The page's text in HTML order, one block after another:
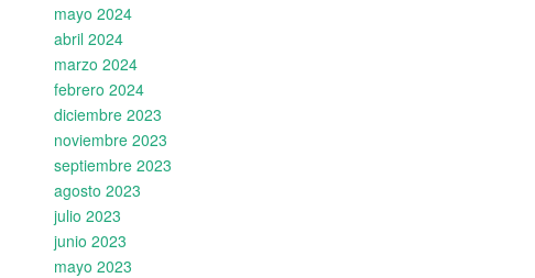
mayo 2024
abril 2024
marzo 2024
febrero 2024
diciembre 2023
noviembre 2023
septiembre 2023
agosto 2023
julio 2023
junio 2023
mayo 2023